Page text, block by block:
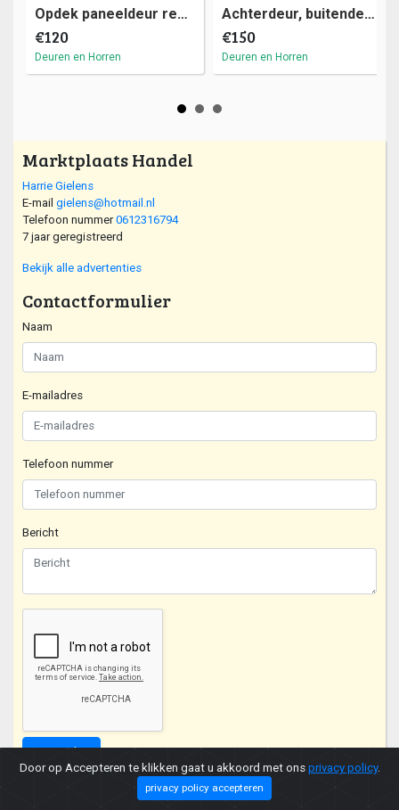
Opdek paneeldeur rechts, 73 x 211,5 cm (a44)14
€120
Deuren en Horren
Achterdeur, buitendeur hardhout, iosoglas 88 x 201cm (a24)19
€150
Deuren en Horren
Marktplaats Handel
Harrie Gielens
E-mail gielens@hotmail.nl
Telefoon nummer0612316794
7 jaar geregistreerd
Bekijk alle advertenties
Contactformulier
Naam
E-mailadres
Telefoon nummer
Bericht
Verzenden
Copyright © 2026 |Privacy Policy
Door op Accepteren te klikken gaat u akkoord met ons privacy policy.
privacy policy accepteren